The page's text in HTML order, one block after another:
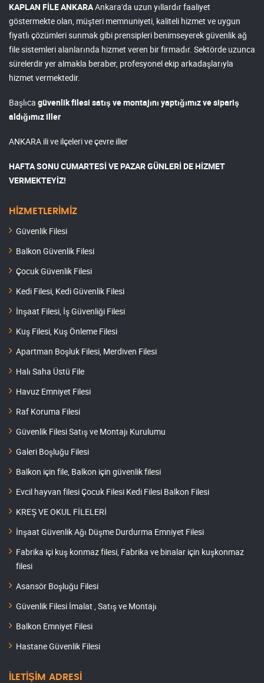
KAPLAN FİLE ANKARAAnkara'da uzun yıllardır faaliyet
göstermekte olan, müşteri memnuniyeti, kaliteli hizmet ve uygun
fiyatlı çözümleri sunmak gibi prensipleri benimseyerek güvenlik ağ
file sistemleri alanlarında hizmet veren bir firmadır. Sektörde uzunca
sürelerdir yer almakla beraber, profesyonel ekip arkadaşlarıyla
hizmet vermektedir.
Başlıca güvenlik filesi satış ve montajını yaptığımız ve sipariş
aldığımız iller
ANKARA ili ve ilçeleri ve çevre iller
HAFTA SONU CUMARTESİ VE PAZAR GÜNLERİ DE HİZMET
VERMEKTEYİZ!
HİZMETLERİMİZ
Güvenlik Filesi
Balkon Güvenlik Filesi
Çocuk Güvenlik Filesi
Kedi Filesi, Kedi Güvenlik Filesi
İnşaat Filesi, İş Güvenliği Filesi
Kuş Filesi, Kuş Önleme Filesi
Apartman Boşluk Filesi, Merdiven Filesi
Halı Saha Üstü File
Havuz Emniyet Filesi
Raf Koruma Filesi
Güvenlik Filesi Satış ve Montajı Kurulumu
Galeri Boşluğu Filesi
Balkon için file, Balkon için güvenlik filesi
Evcil hayvan filesi Çocuk Filesi Kedi Filesi Balkon Filesi
KREŞ VE OKUL FİLELERİ
İnşaat Güvenlik Ağı Düşme Durdurma Emniyet Filesi
Fabrika içi kuş konmaz filesi, Fabrika ve binalar için kuşkonmaz
filesi
Asansör Boşluğu Filesi
Güvenlik Filesi İmalat , Satış ve Montajı
Balkon Emniyet Filesi
Hastane Güvenlik Filesi
İLETİŞİM ADRESİ